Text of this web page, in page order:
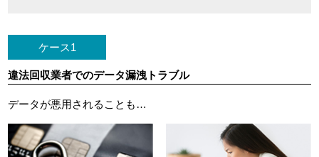
ケース1
違法回収業者でのデータ漏洩トラブル
データが悪用されることも…